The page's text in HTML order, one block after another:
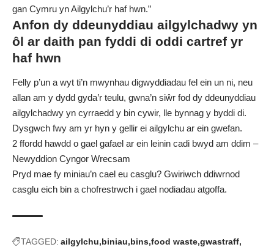
gan Cymru yn Ailgylchu’r haf hwn.”
Anfon dy ddeunyddiau ailgylchadwy yn
ôl ar daith pan fyddi di oddi cartref yr
haf hwn
Felly p’un a wyt ti’n mwynhau digwyddiadau fel ein un ni, neu
allan am y dydd gyda’r teulu, gwna’n siŵr fod dy ddeunyddiau
ailgylchadwy yn cyrraedd y bin cywir, lle bynnag y byddi di.
Dysgwch fwy am yr hyn y gellir ei ailgylchu ar ein gwefan.
2 ffordd hawdd o gael gafael ar ein leinin cadi bwyd am ddim –
Newyddion Cyngor Wrecsam
Pryd mae fy miniau’n cael eu casglu? Gwiriwch ddiwrnod
casglu eich bin a chofrestrwch i gael nodiadau atgoffa.
TAGGED: ailgylchu biniau bins food waste gwastraff